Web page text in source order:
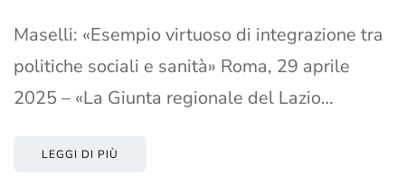
Maselli: «Esempio virtuoso di integrazione tra
politiche sociali e sanità» Roma, 29 aprile
2025 – «La Giunta regionale del Lazio…
LEGGI DI PIÙ